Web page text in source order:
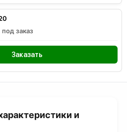
под заказ
Заказать
и